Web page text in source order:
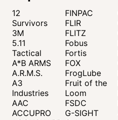
12
Survivors
3M
5.11
Tactical
A*B ARMS
A.R.M.S.
A3
Industries
AAC
ACCUPRO
FINPAC
FLIR
FLITZ
Fobus
Fortis
FOX
FrogLube
Fruit of the
Loom
FSDC
G-SIGHT